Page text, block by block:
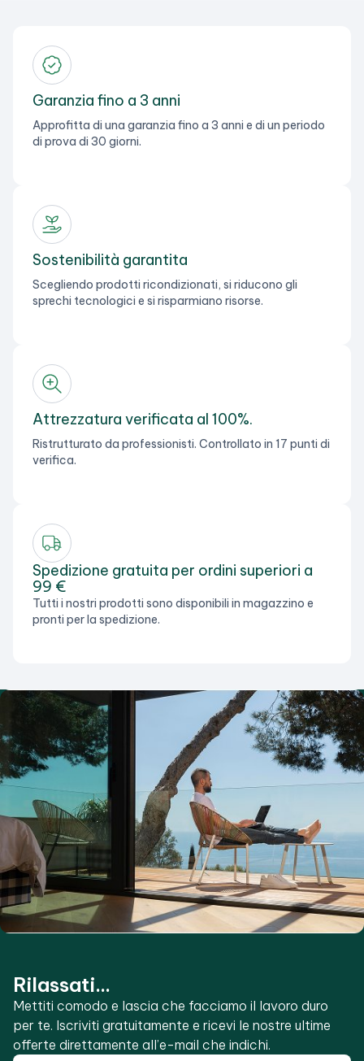
Garanzia fino a 3 anni
Approfitta di una garanzia fino a 3 anni e di un periodo
di prova di 30 giorni.
Sostenibilità garantita
Scegliendo prodotti ricondizionati, si riducono gli
sprechi tecnologici e si risparmiano risorse.
Attrezzatura verificata al 100%.
Ristrutturato da professionisti. Controllato in 17 punti di
verifica.
Spedizione gratuita per ordini superiori a
99 €
Tutti i nostri prodotti sono disponibili in magazzino e
pronti per la spedizione.
Rilassati...
Mettiti comodo e lascia che facciamo il lavoro duro
per te. Iscriviti gratuitamente e ricevi le nostre ultime
offerte direttamente all’e-mail che indichi.